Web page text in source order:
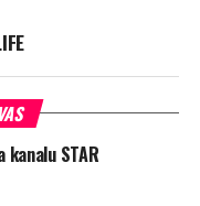
kanalu STAR